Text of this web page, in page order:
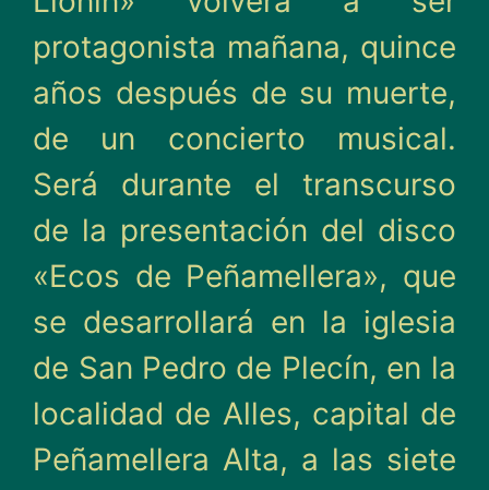
protagonista mañana, quince
años después de su muerte,
de un concierto musical.
Será durante el transcurso
de la presentación del disco
«Ecos de Peñamellera», que
se desarrollará en la iglesia
de San Pedro de Plecín, en la
localidad de Alles, capital de
Peñamellera Alta, a las siete